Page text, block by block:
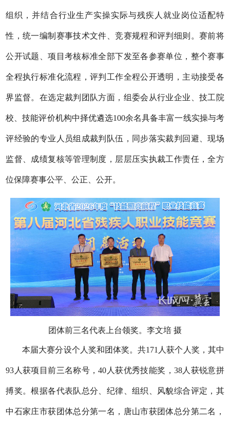
组织，并结合行业生产实操实际与残疾人就业岗位适配特
性，统一编制赛事技术文件、竞赛规程和评判细则。赛前将
公开试题、项目考核标准全部下发至各参赛单位，整个赛事
全程执行标准化流程，评判工作全程公开透明，主动接受各
界监督。在选定裁判团队方面，组委会从行业企业、技工院
校、技能评价机构中择优遴选100余名具备丰富一线实操与考
评经验的专业人员组成裁判队伍，同步落实裁判回避、现场
监督、成绩复核等管理制度，层层压实执裁工作责任，全方
位保障赛事公平、公正、公开。
团体前三名代表上台领奖。李文培 摄
本届大赛分设个人奖和团体奖。共171 人获个人奖，其中
93人获项目前三名称号，40 人获优秀技能奖， 38人获锐意拼
搏奖。根据各代表队总分、纪律、组织、风貌综合评定，其
中石家庄市获团体总分第一名，唐山市获团体总分第二名，